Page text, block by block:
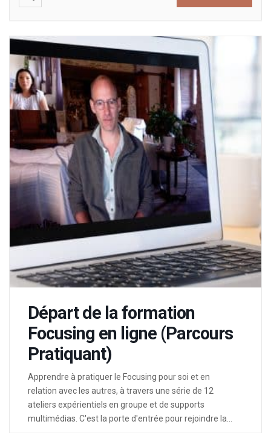
Départ de la formation
Focusing en ligne (Parcours
Pratiquant)
Apprendre à pratiquer le Focusing pour soi et en
relation avec les autres, à travers une série de 12
ateliers expérientiels en groupe et de supports
multimédias. C'est la porte d'entrée pour rejoindre la